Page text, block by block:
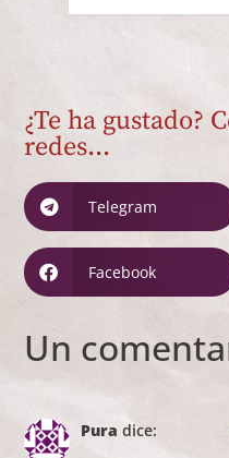
¿Te ha gustado?
redes...
Telegram
Facebook
Un
Pura dice: